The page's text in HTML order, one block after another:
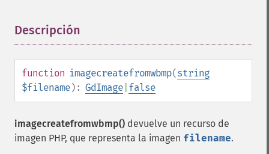
Descripción
function imagecreatefromwbmp(string
$filename): GdImage false
imagecreatefromwbmp() devuelve un recurso de
imagen PHP, que representa la imagen filename.